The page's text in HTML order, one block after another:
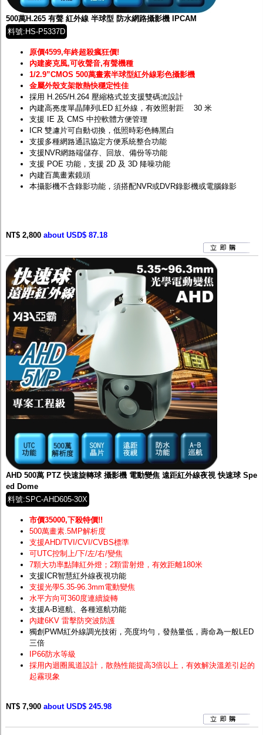
500萬H.265 有聲 紅外線 半球型 防水網路攝影機 IPCAM
料號:HS-P5337D
原價4599,年終超殺瘋狂價!
內建麥克風,可收聲音,有聲機種
1/2.9”CMOS 500萬畫素半球型紅外線彩色攝影機
金屬外殼支架散熱快穩定性佳
採用 H.265/H.264 壓縮格式並支援雙碼流設計
內建高亮度單晶陣列LED 紅外線，有效照射距離 30 米
支援 IE 及 CMS 中控軟體方便管理
ICR 雙濾片可自動切換，低照時彩色轉黑白
支援多種網路通訊協定方便系統整合功能
支援NVR網路端儲存、回放、備份等功能
支援 POE 功能，支援 2D 及 3D 降噪功能
內建百萬畫素鏡頭
本攝影機不含錄影功能，須搭配NVR或DVR錄影機或電腦錄影
NT$ 2,800 about USD$ 87.18
AHD 500萬 PTZ 快速旋轉球 攝影機 電動變焦 遠距紅外線夜視 快速球 Spe
ed Dome
料號:SPC-AHD605-30X
市價35000,下殺特價!!
500萬畫素.5MP解析度
支援AHD/TVI/CVI/CVBS標準
可UTC控制上/下/左/右/變焦
7顆大功率點陣紅外燈；2顆雷射燈，有效距離180米
支援ICR智慧紅外線夜視功能
支援光學5.35-96.3mm電動變焦
水平方向可360度連續旋轉
支援A-B巡航、各種巡航功能
內建6KV 雷擊防突波防護
獨創PWM紅外線調光技術，亮度均勻，發熱量低，壽命為一般LED
三倍
IP66防水等級
採用內迴圈風道設計，散熱性能提高3倍以上，有效解決溫差引起的
起霧現象
NT$ 7,900 about USD$ 245.98